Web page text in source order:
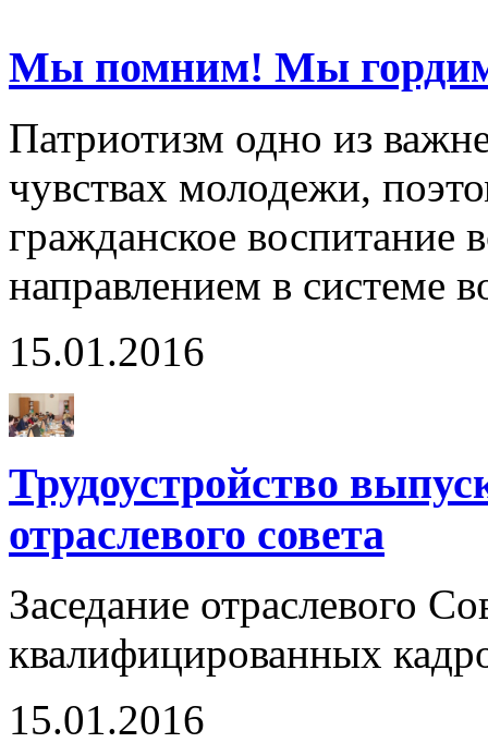
Мы помним! Мы
Патриотизм одно из
чувствах молодежи,
гражданское воспитание
направлением в системе
15.01.2016
Трудоустройство
отраслевого совета
Заседание отраслевого
квалифицированных
15.01.2016